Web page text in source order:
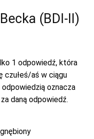
(BDI-II)
1 odpowiedź, która
czułeś/aś w ciągu
oznacza
daną odpowiedź.